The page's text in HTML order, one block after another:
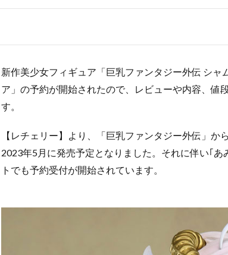
新作美少女フィギュア「巨乳ファンタジー外伝 シャ
ア」の予約が開始されたので、レビューや内容、値
す。
【レチェリー】より、「巨乳ファンタジー外伝」
2023年5月に発売予定となりました。それに伴い｢
トでも予約受付が開始されています。